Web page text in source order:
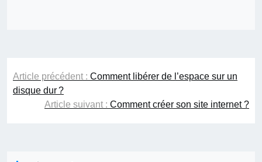
de
l’article
Article précédent : Comment libérer de l’espace sur un
disque dur ?
Article suivant : Comment créer son site internet ?